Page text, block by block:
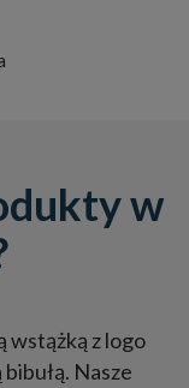
w
wstążką z logo
Nasze